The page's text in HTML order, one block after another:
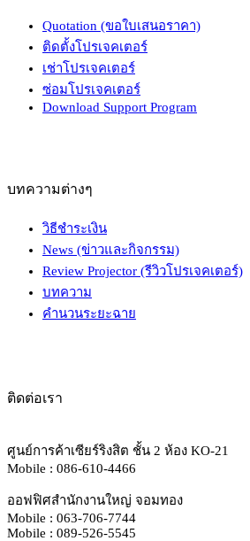
Quotation (ขอใบเสนอราคา)
ติดตั้งโปรเจคเตอร์
เช่าโปรเจคเตอร์
ซ่อมโปรเจคเตอร์
Download Support Program
บทความต่างๆ
วิธีชำระเงิน
News (ข่าวและกิจกรรม)
Review Projector (รีวิวโปรเจคเตอร์)
บทความ
คำนวนระยะฉาย
ติดต่อเรา
ศูนย์การค้าเซียร์ริงสิต ชั้น 2 ห้อง KO-21
Mobile : 086-610-4466
ออฟฟิศสำนักงานใหญ่ จอมทอง
Mobile : 063-706-7744
Mobile : 089-526-5545